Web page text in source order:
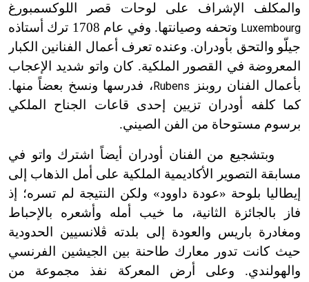
والمكلف الإشراف على لوحات قصر اللوكسمبورغ
Luxembourg
وتحفه وصيانتها. وفي عام 1708 ترك أستاذه
جيلّو والتحق بأودران. وعنده تعرف أعمال الفنانين الكبار
المعروضة في القصور الملكية. كان واتو شديد الإعجاب
بأعمال الفنان روبنز Rubens ، فدرسها ونسخ بعضاً منها.
كما كلفه أودران تزيين إحدى قاعات الجناح الملكي
برسوم مستوحاة من الفن الصيني.
وبتشجيع من الفنان أودران أيضاً اشترك واتو في
مسابقة التصوير الأكاديمية الملكية على أمل الذهاب إلى
إيطاليا بلوحة «عودة داوود» ولكن النتيجة لم تسره؛ إذ
فاز بالجائزة الثانية، ما خيب أمله وأشعره بالإحباط
ومغادرة باريس والعودة إلى بلدته ڤلانسيين الحدودية
حيث كانت تدور معارك طاحنة بين الجيشين الفرنسي
والهولندي. وعلى أرض المعركة نفذ مجموعة من